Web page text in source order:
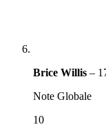
Brice Willis –
Note Globale
10